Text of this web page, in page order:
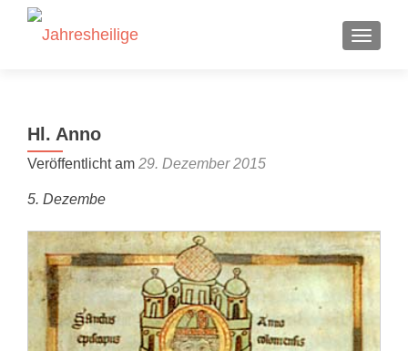
Hl. Anno
Veröffentlicht am 29. Dezember 2015
5. Dezembe